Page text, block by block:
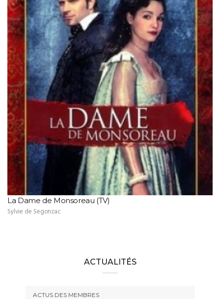
La Dame de Monsoreau (TV)
Sylvie de Segonzac
ACTUALITÉS
ACTUS DES MEMBRES